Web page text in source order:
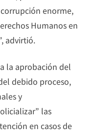
enorme,
Humanos en
advirtió.
la aprobación del
debido proceso,
y
las
en casos de